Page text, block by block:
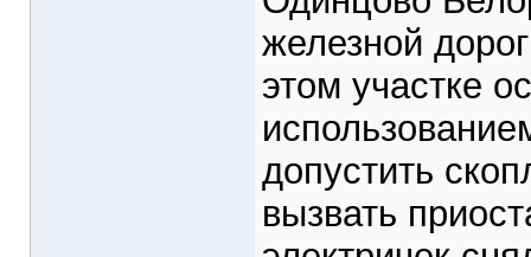
железной
этом участке
допустить
вызвать